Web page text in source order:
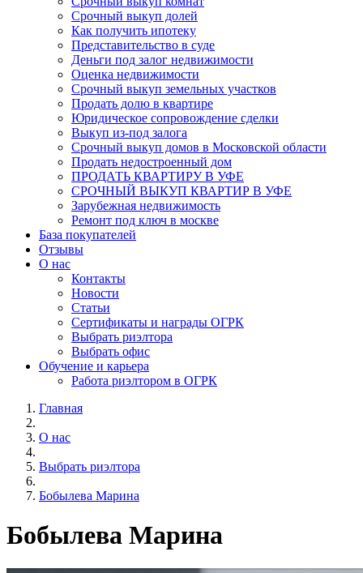
Срочный выкуп долей
Как получить ипотеку
Представительство в суде
Деньги под залог недвижимости
Оценка недвижимости
Срочный выкуп земельных участков
Продать долю в квартире
Юридическое сопровождение сделки
Выкуп из-под залога
Срочный выкуп домов в Московской области
Продать недостроенный дом
ПРОДАТЬ КВАРТИРУ В УФЕ
СРОЧНЫЙ ВЫКУП КВАРТИР В УФЕ
Зарубежная недвижимость
Ремонт под ключ в москве
База покупателей
Отзывы
О нас
Контакты
Новости
Статьи
Сертификаты и награды ОГРК
Выбрать риэлтора
Выбрать офис
Обучение и карьера
Работа риэлтором в ОГРК
Главная
О нас
Выбрать риэлтора
Бобылева Марина
Бобылева Марина